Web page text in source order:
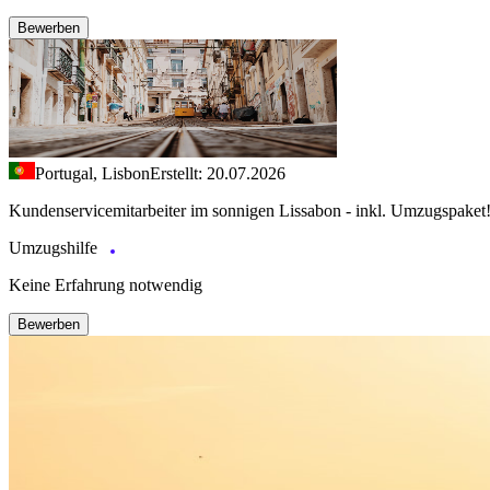
Bewerben
Portugal, LisbonErstellt: 20.07.2026
Kundenservicemitarbeiter im sonnigen Lissabon - inkl. Umzugspaket!
Umzugshilfe
Keine Erfahrung notwendig
Bewerben